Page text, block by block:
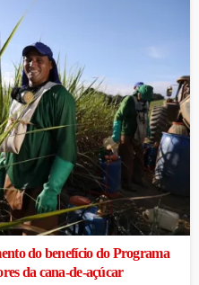
do benefício do Programa
da cana-de-açúcar